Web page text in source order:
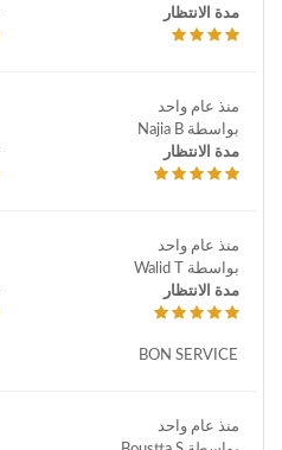
مدة الانتظار
منذ عام واحد
بواسطة Najia B
مدة الانتظار
منذ عام واحد
بواسطة Walid T
مدة الانتظار
BON SERVICE
منذ عام واحد